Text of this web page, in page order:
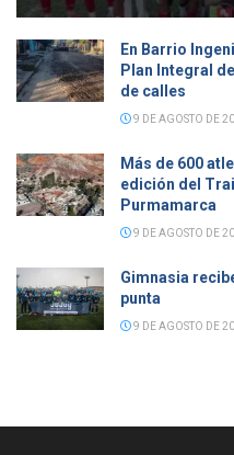
En Barrio
Plan Integral
de calles
9 DE AGOSTO DE
Más de 600
edición del
Purmamarca
9 DE AGOSTO DE
Gimnasia
punta
9 DE AGOSTO DE